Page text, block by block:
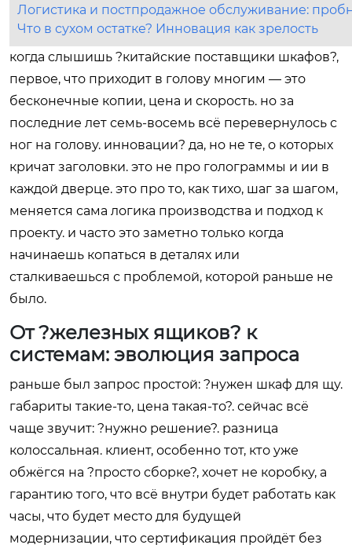
Логистика и постпродажное обслуживание:
Что в сухом остатке? Инновация как зрелость
когда слышишь ?китайские поставщики шкафов?,
первое, что приходит в голову многим — это
бесконечные копии, цена и скорость. но за
последние лет семь-восемь всё перевернулось с
ног на голову. инновации? да, но не те, о которых
кричат заголовки. это не про голограммы и ии в
каждой дверце. это про то, как тихо, шаг за шагом,
меняется сама логика производства и подход к
проекту. и часто это заметно только когда
начинаешь копаться в деталях или
сталкиваешься с проблемой, которой раньше не
было.
От ?железных ящиков? к
системам: эволюция запроса
раньше был запрос простой: ?нужен шкаф для щу.
габариты такие-то, цена такая-то?. сейчас всё
чаще звучит: ?нужно решение?. разница
колоссальная. клиент, особенно тот, кто уже
обжёгся на ?просто сборке?, хочет не коробку, а
гарантию того, что всё внутри будет работать как
часы, что будет место для будущей
модернизации, что сертификация пройдёт без